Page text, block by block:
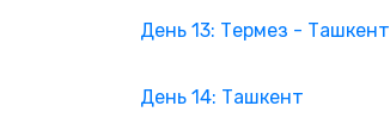
День 13: Термез - Ташкент
День 14: Ташкент